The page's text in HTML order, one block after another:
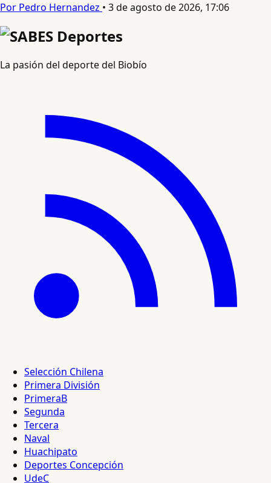
Por Pedro Hernandez • 3 de agosto de 2026, 17:06
La pasión del deporte del Biobío
Selección Chilena
Primera División
PrimeraB
Segunda
Tercera
Naval
Huachipato
Deportes Concepción
UdeC